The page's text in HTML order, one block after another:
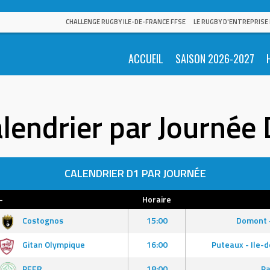
CHALLENGE RUGBY ILE-DE-FRANCE FFSE LE RUGBY
ACCUEIL SAISON 2026-2027
par Journée
CALENDRIER D1 PAR JOURNÉE
- Horaire
Costognos 15:00 Domont
Gitan Olympique 16:00 Puteaux - Ile-